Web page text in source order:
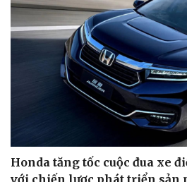
Doanh nghiệp 24h
Doanh nhân
Vì cộng đồng
Tin
Honda tăng tốc cuộc đua xe
với chiến lược phát triển sản